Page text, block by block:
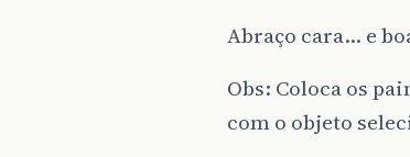
Abraço cara… e
Obs: Coloca os
com o objeto